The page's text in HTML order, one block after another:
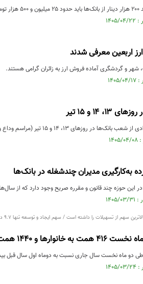
...
اربعین معرفی شدند
شهر و گردشگری آماده فروش ارز به زائران گرامی هستند.
۱۴ و ۱۵ تیر
تیر (مراسم وداع و تشییع رهبر شهید) به فعالیت خود ادامه می‌دهند.
به‌کارگیری مدیران چندشغله در بانک‌ها
این حوزه چند قانون و مقرره صریح وجود دارد که از سال‌ها
از تسهیلات را داشته است / سهم ایجاد و توسعه تنها 9.7 درصد تسهیلات است
کسب وکار تسهیلات داده اند
جاری نسبت به دوماه اول سال قبل بیش از 71 درصد رشد کرد / سهم خانوارها از این تسهیلات 23